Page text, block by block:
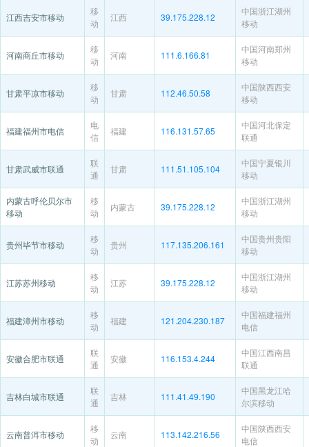
江西吉安市移动
移
动
江西 39.175.228.12
中国浙江湖州
移动
河南商丘市移动
移
动
河南 111.6.166.81
中国河南郑州
移动
甘肃平凉市移动
移
动
甘肃 112.46.50.58
中国陕西西安
移动
福建福州市电信
电
信
福建 116.131.57.65
中国河北保定
联通
甘肃武威市联通
联
通
甘肃 111.51.105.104
中国宁夏银川
移动
内蒙古呼伦贝尔市
移动
移
动
内蒙古 39.175.228.12
中国浙江湖州
移动
贵州毕节市移动
移
动
贵州 117.135.206.161
中国贵州贵阳
移动
江苏苏州移动
移
动
江苏 39.175.228.12
中国浙江湖州
移动
福建漳州市移动
移
动
福建 121.204.230.187
中国福建福州
电信
安徽合肥市联通
联
通
安徽 116.153.4.244
中国江西南昌
联通
吉林白城市联通
联
通
吉林 111.41.49.190
中国黑龙江哈
尔滨移动
云南普洱市移动
移
动
云南 113.142.216.56
中国陕西西安
电信